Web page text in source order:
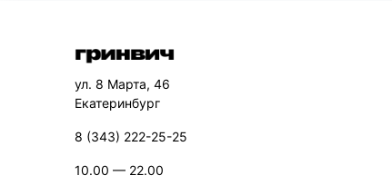
ул. 8 Марта, 46
Екатеринбург
8 (343) 222-25-25
10.00 — 22.00